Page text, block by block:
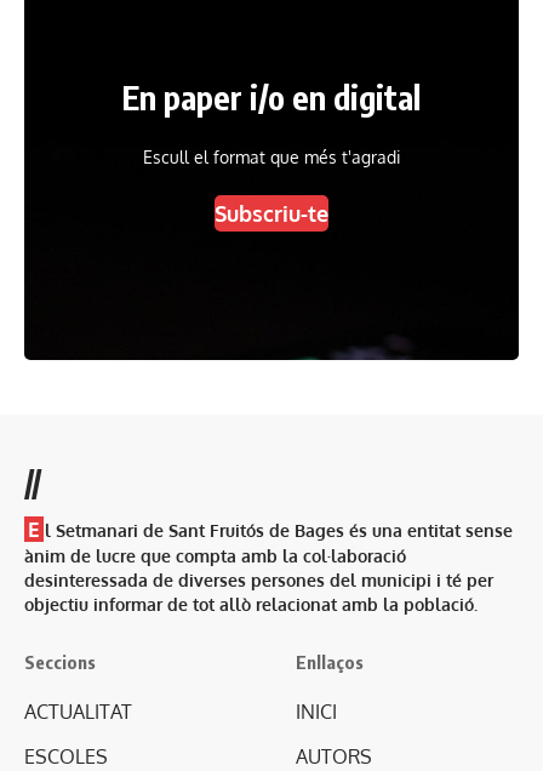
En paper i/o en digital
Escull el format que més t'agradi
Subscriu-te
//
E l Setmanari de Sant Fruitós de Bages és una entitat sense
ànim de lucre que compta amb la col·laboració
desinteressada de diverses persones del municipi i té per
objectiu informar de tot allò relacionat amb la població.
Seccions
ACTUALITAT
ESCOLES
Enllaços
INICI
AUTORS